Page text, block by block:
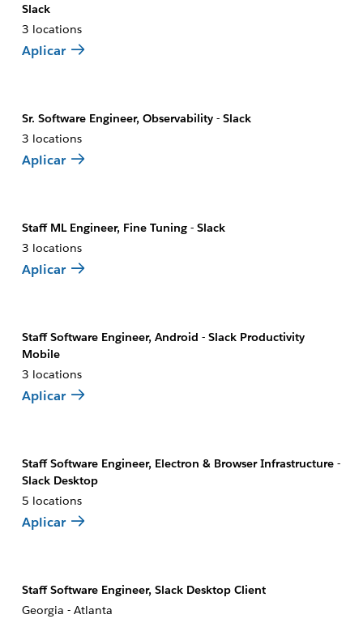
Slack
3 locations
Aplicar
Sr. Software Engineer, Observability - Slack
3 locations
Aplicar
Staff ML Engineer, Fine Tuning - Slack
3 locations
Aplicar
Staff Software Engineer, Android - Slack Productivity
Mobile
3 locations
Aplicar
Staff Software Engineer, Electron & Browser Infrastructure -
Slack Desktop
5 locations
Aplicar
Staff Software Engineer, Slack Desktop Client
Georgia - Atlanta